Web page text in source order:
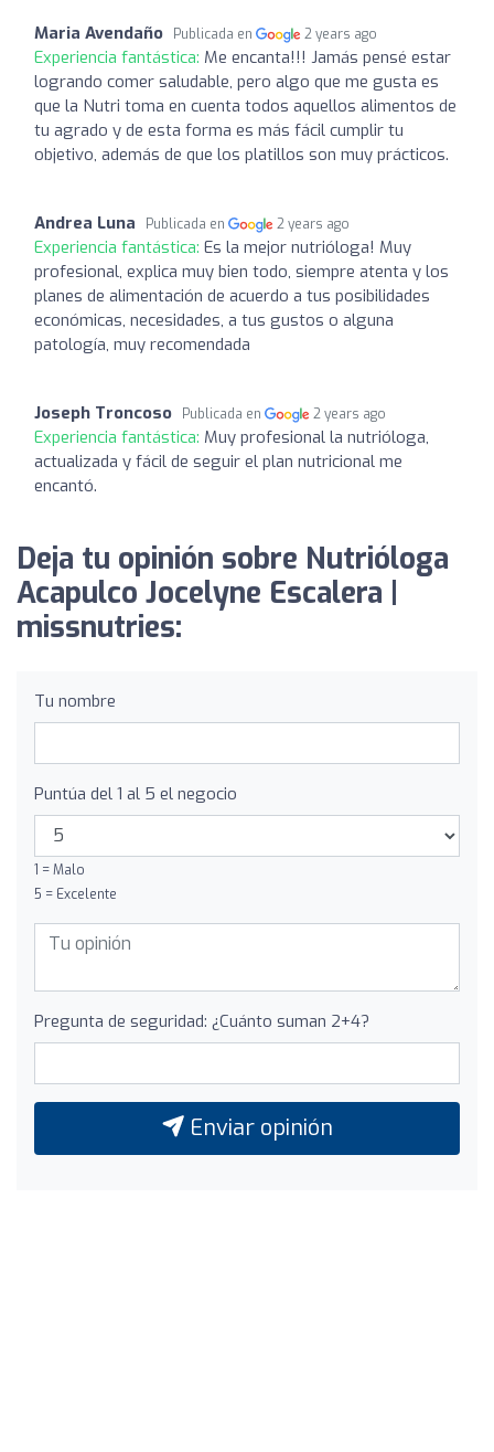
Maria Avendaño Publicada en 2 years ago
Experiencia fantástica: Me encanta!!! Jamás pensé estar
logrando comer saludable, pero algo que me gusta es
que la Nutri toma en cuenta todos aquellos alimentos de
tu agrado y de esta forma es más fácil cumplir tu
objetivo, además de que los platillos son muy prácticos.
Andrea Luna Publicada en 2 years ago
Experiencia fantástica: Es la mejor nutrióloga! Muy
profesional, explica muy bien todo, siempre atenta y los
planes de alimentación de acuerdo a tus posibilidades
económicas, necesidades, a tus gustos o alguna
patología, muy recomendada
Joseph Troncoso Publicada en 2 years ago
Experiencia fantástica: Muy profesional la nutrióloga,
actualizada y fácil de seguir el plan nutricional me
encantó.
Deja tu opinión sobre Nutrióloga
Acapulco Jocelyne Escalera |
missnutries:
Tu nombre
Puntúa del 1 al 5 el negocio
1 = Malo
5 = Excelente
Pregunta de seguridad: ¿Cuánto suman 2+4?
Enviar opinión